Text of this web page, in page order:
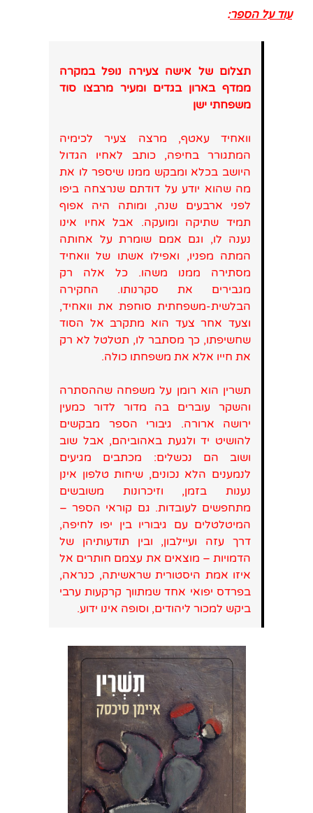
עוד על הספר:
תצלום של אישה צעירה נופל במקרה
ממדף בארון בגדים ומעיר מרבצו סוד
משפחתי ישן
וואחיד עאטף, מרצה צעיר לכימיה
המתגורר בחיפה, כותב לאחיו הגדול
היושב בכלא ומבקש ממנו שיספר לו את
מה שהוא יודע על דודתם שנרצחה ביפו
לפני ארבעים שנה, ומותה היה אפוף
תמיד שתיקה ומועקה. אבל אחיו אינו
נענה לו, וגם אמם שומרת על אחותה
המתה מפניו, ואפילו אשתו של וואחיד
מסתירה ממנו משהו. כל אלה רק
מגבירים את סקרנותו. החקירה
הבלשית-משפחתית סוחפת את וואחיד,
וצעד אחר צעד הוא מתקרב אל הסוד
שחשיפתו, כך מסתבר לו, תטלטל לא רק
את חייו אלא את משפחתו כולה.
תשרין הוא רומן על משפחה שההסתרה
והשקר עוברים בה מדור לדור כמעין
ירושה ארורה. גיבורי הספר מבקשים
להושיט יד ולגעת באהוביהם, אבל שוב
ושוב הם נכשלים: מכתבים מגיעים
לנמענים הלא נכונים, שיחות טלפון אינן
נענות בזמן, וזיכרונות משובשים
מתחפשים לעובדות. גם קוראי הספר –
המיטלטלים עם גיבוריו בין יפו לחיפה,
דרך עזה ועיילבון, ובין תודעותיהן של
הדמויות – מוצאים את עצמם חותרים אל
איזו אמת היסטורית שראשיתה, כנראה,
בפרדס יפואי אחד שמתווך קרקעות ערבי
ביקש למכור ליהודים, וסופה אינו ידוע.